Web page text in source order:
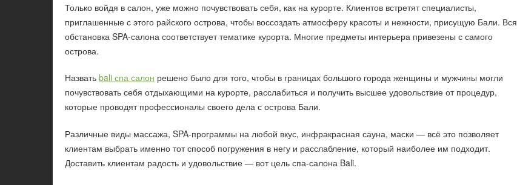
Только войдя в салон, уже можно почувствовать себя, как на курорте. Клиентов встретят специалисты,
приглашенные с этого райского острова, чтобы воссоздать атмосферу красоты и нежности, присущую Бали. Вся
обстановка SPA-салона соответствует тематике курорта. Многие предметы интерьера привезены с самого
острова.
Назвать bali спа салон решено было для того, чтобы в границах большого города женщины и мужчины могли
почувствовать себя отдыхающими на курорте, расслабиться и получить высшее удовольствие от процедур,
которые проводят профессионалы своего дела с острова Бали.
Различные виды массажа, SPA-программы на любой вкус, инфракрасная сауна, маски — всё это позволяет
клиентам выбрать именно тот способ погружения в негу и расслабление, который наиболее им подходит.
Доставить клиентам радость и удовольствие — вот цель спа-салона Bali.